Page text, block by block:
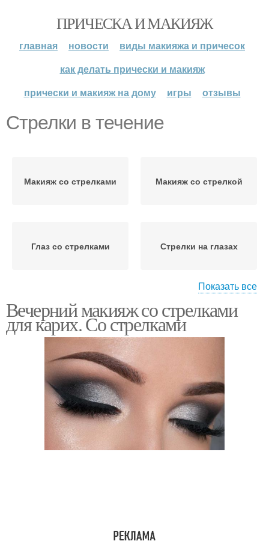
ПРИЧЕСКА И МАКИЯЖ
главная новости
виды макияжа и причесок
как делать прически и макияж
прически и макияж на дому
игры отзывы
Стрелки в течение
Макияж со стрелками Макияж со стрелкой
Глаз со стрелками Стрелки на глазах
Классические стрелки
формами
Стрелки для глаз
стрелками
Стрелки с палеткой
Показать все
Вечерний макияж со стрелками
для карих. Со стрелками